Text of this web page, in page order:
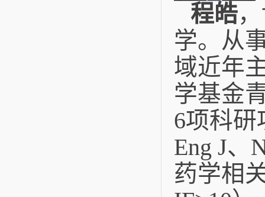
程皓
学。从
域近年
学基金
6项科研
Eng J、
药学相